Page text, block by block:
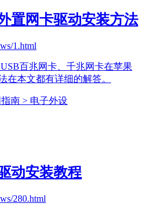
置网卡驱动安装方法
1.html
百兆网卡、千兆网卡在苹果
在本文都有详细的解答。
南 > 电子外设
动安装教程
280.html